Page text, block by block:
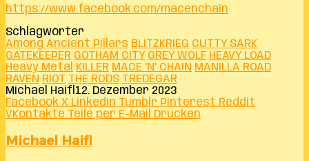
https://www.facebook.com/macenchain
Schlagwörter
Among Ancient Pillars BLITZKRIEG CUTTY SARK
GATEKEEPER GOTHAM CITY GREY WOLF HEAVY LOAD
Heavy Metal
KILLER MACE 'N' CHAIN MANILLA ROAD
RAVEN RIOT THE RODS TREDEGAR
Michael Haifl 12. Dezember 2023
Facebook X LinkedIn Tumblr Pinterest Reddit
VKontakte Teile per E-Mail Drucken
Michael Haifl